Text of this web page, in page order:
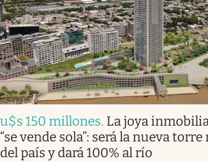
u$s 150 millones. La joya
“se vende sola”: será la nueva torre
del país y dará 100% al río